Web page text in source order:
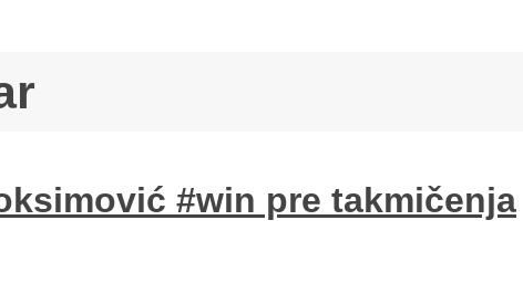
#win pre takmičenja